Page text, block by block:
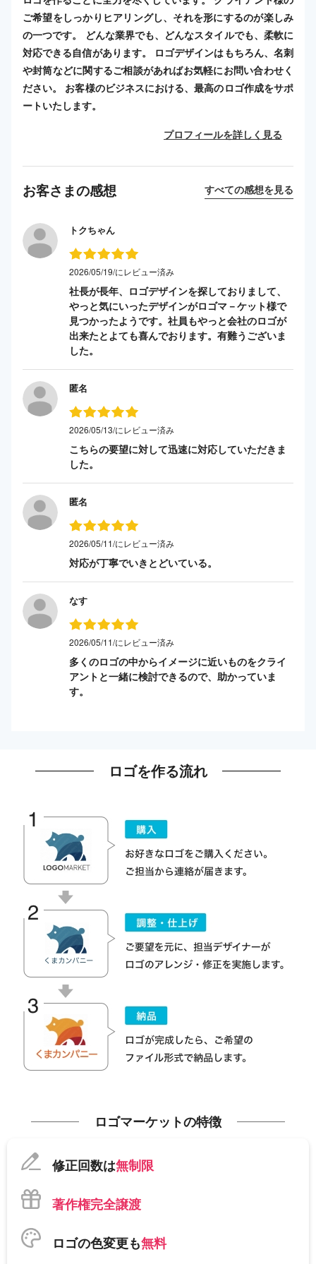
ご希望をしっかりヒアリングし、それを形にするのが楽しみ
の一つです。 どんな業界でも、どんなスタイルでも、柔軟に
対応できる自信があります。 ロゴデザインはもちろん、名刺
や封筒などに関するご相談があればお気軽にお問い合わせく
ださい。 お客様のビジネスにおける、最高のロゴ作成をサポ
ートいたします。
プロフィールを詳しく見る
お客さまの感想 すべての感想を見る
トクちゃん
2026/05/19/にレビュー済み
社長が長年、ロゴデザインを探しておりまして、
やっと気にいったデザインがロゴマ－ケット様で
見つかったようです。社員もやっと会社のロゴが
出来たとよても喜んでおります。有難うございま
した。
匿名
2026/05/13/にレビュー済み
こちらの要望に対して迅速に対応していただきま
した。
匿名
2026/05/11/にレビュー済み
対応が丁寧でいきとどいている。
なす
2026/05/11/にレビュー済み
多くのロゴの中からイメージに近いものをクライ
アントと一緒に検討できるので、助かっていま
す。
ロゴを作る流れ
ロゴマーケットの特徴
修正回数は無制限
著作権完全譲渡
ロゴの色変更も無料